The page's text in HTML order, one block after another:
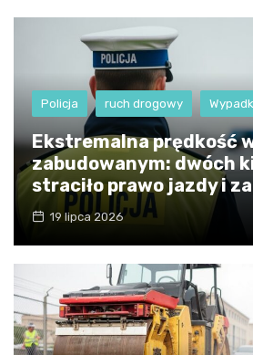
Policja ruch drogowy
Ekstremalna prędkość
zabudowanym: dwóch
straciło prawo jazdy i
19 lipca 2026